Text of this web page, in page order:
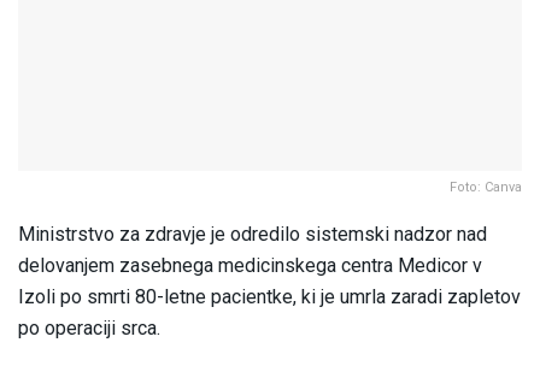
Foto: Canva
Ministrstvo za zdravje je odredilo sistemski nadzor nad
delovanjem zasebnega medicinskega centra Medicor v
Izoli po smrti 80-letne pacientke, ki je umrla zaradi zapletov
po operaciji srca.